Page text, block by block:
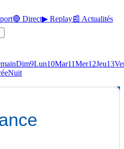
🔴 Direct▶ Replay📰 Actualités
Dim9Lun10Mar11Mer12Jeu13
Nuit